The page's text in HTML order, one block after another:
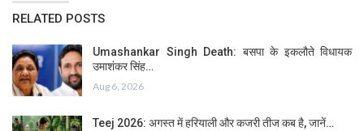
RELATED POSTS
Umashankar Singh Death: बसपा के इकलौते विधायक
उमाशंकर सिंह…
Aug 6, 2026
Teej 2026: अगस्त में हरियाली और कजरी तीज कब है, जानें…